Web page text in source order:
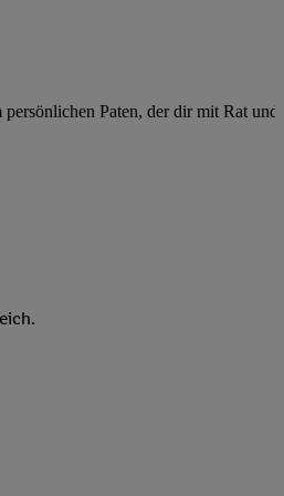
Paten, der dir mit Rat und